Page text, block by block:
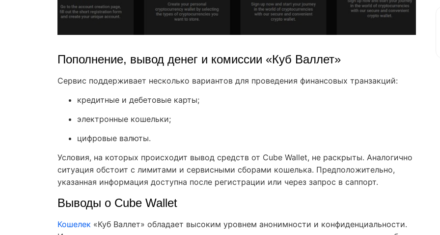
Пополнение, вывод денег и комиссии «Куб Валлет»
Сервис поддерживает несколько вариантов для проведения финансовых транзакций:
кредитные и дебетовые карты;
электронные кошельки;
цифровые валюты.
Условия, на которых происходит вывод средств от Cube Wallet, не раскрыты. Аналогично
ситуация обстоит с лимитами и сервисными сборами кошелька. Предположительно,
указанная информация доступна после регистрации или через запрос в саппорт.
Выводы о Cube Wallet
Кошелек «Куб Валлет» обладает высоким уровнем анонимности и конфиденциальности.